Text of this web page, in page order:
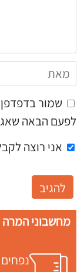
שמור
לפעם הבאה
אני רוצה
מחשבוני המרה
נפחים